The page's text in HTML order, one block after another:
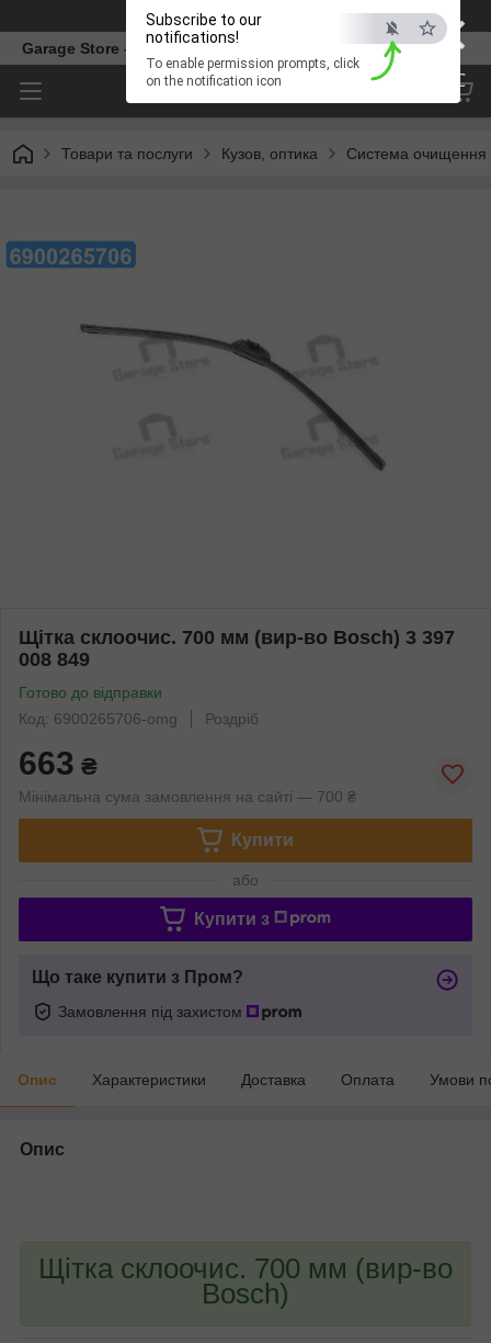
×
ESC
Subscribe to our
notifications!
To enable permission prompts, click
on the notification icon
Телефон
Garage Store – інтернет магазин автозапчастин.
Товари та послуги Кузов, оптика Система очищення
Щітка склоочис. 700 мм (вир-во Bosch) 3 397
008 849
Готово до відправки
Код: 6900265706-omg
Роздріб
663 ₴
Мінімальна сума замовлення на сайті — 700 ₴
Купити
або
Купити з
Що таке купити з Пром?
Замовлення під захистом
Опис Характеристики Доставка Оплата Умови
Опис
Щітка склоочис. 700 мм (вир-во
Bosch)